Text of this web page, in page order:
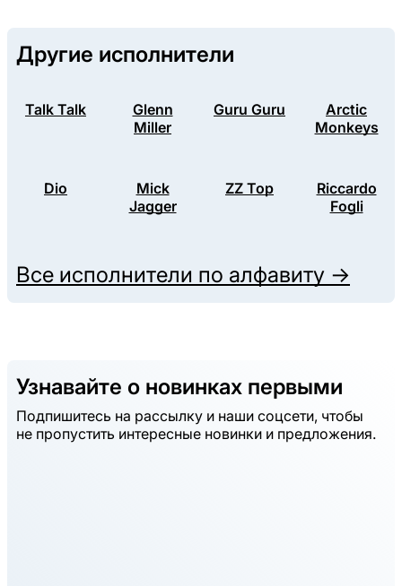
Другие исполнители
Talk Talk
Glenn
Miller
Guru Guru
Arctic
Monkeys
Dio
Mick
Jagger
ZZ Top
Riccardo
Fogli
Все исполнители по алфавиту →
Узнавайте о новинках первыми
Подпишитесь на рассылку и наши соцсети, чтобы
не пропустить интересные новинки и предложения.